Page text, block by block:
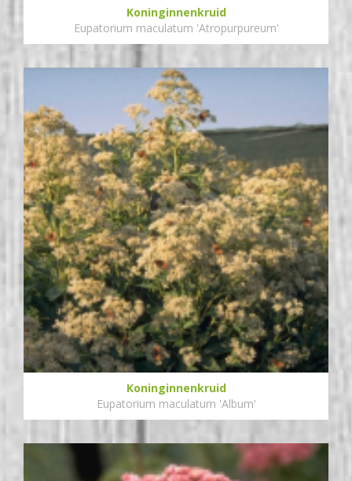
Koninginnenkruid
Eupatorium maculatum 'Atropurpureum'
Koninginnenkruid
Eupatorium maculatum 'Album'